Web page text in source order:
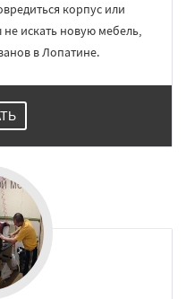
корпус или
искать новую мебель,
в Лопатине.